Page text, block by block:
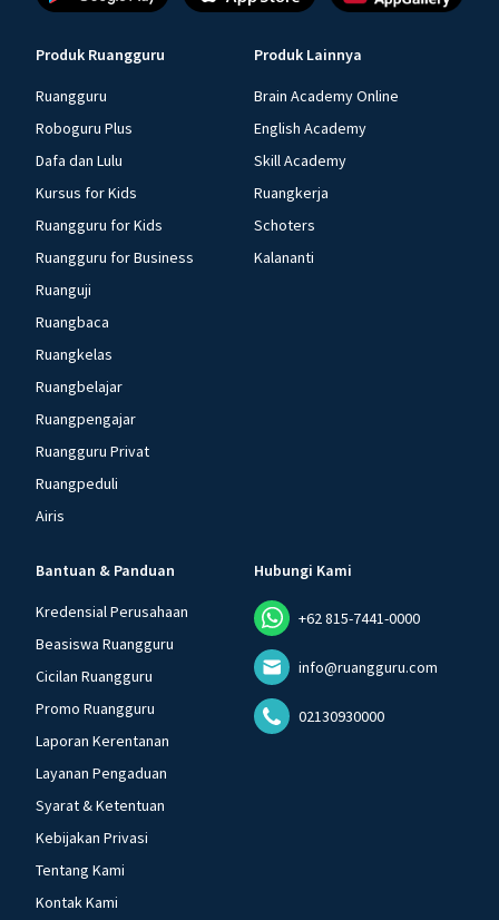
Produk Ruangguru
Ruangguru
Roboguru Plus
Dafa dan Lulu
Kursus for Kids
Ruangguru for Kids
Ruangguru for Business
Ruanguji
Ruangbaca
Ruangkelas
Ruangbelajar
Ruangpengajar
Ruangguru Privat
Ruangpeduli
Airis
Produk Lainnya
Brain Academy Online
English Academy
Skill Academy
Ruangkerja
Schoters
Kalananti
Bantuan & Panduan
Kredensial Perusahaan
Beasiswa Ruangguru
Cicilan Ruangguru
Promo Ruangguru
Laporan Kerentanan
Layanan Pengaduan
Syarat & Ketentuan
Kebijakan Privasi
Tentang Kami
Kontak Kami
Hubungi Kami
+62 815-7441-0000
info@ruangguru.com
02130930000